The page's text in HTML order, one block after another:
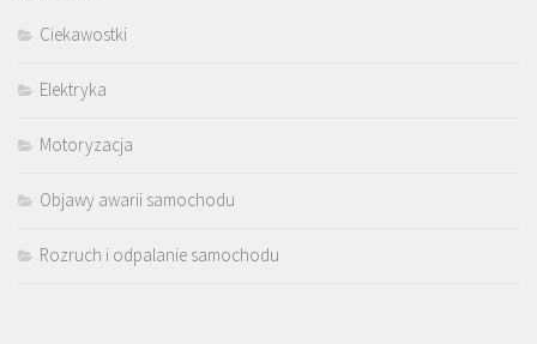
Ciekawostki
Elektryka
Motoryzacja
Objawy awarii samochodu
Rozruch i odpalanie samochodu